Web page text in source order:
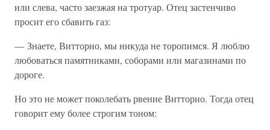
или слева, часто заезжая на тротуар. Отец застенчиво
просит его сбавить газ:
— Знаете, Витторио, мы никуда не торопимся. Я люблю
любоваться памятниками, соборами или магазинами по
дороге.
Но это не может поколебать рвение Витторио. Тогда отец
говорит ему более строгим тоном: